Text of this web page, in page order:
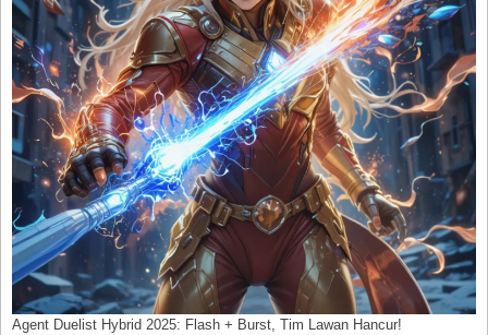
Agent Duelist Hybrid 2025: Flash + Burst, Tim Lawan Hancur!